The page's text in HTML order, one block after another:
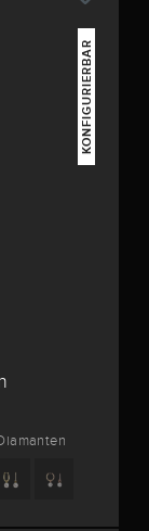
KONFIGURIERBAR